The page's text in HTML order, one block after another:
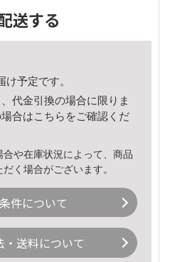
送する
け予定です。
代金引換の場合に限りま
合はこちら をご確認くだ
や在庫状況によって、商品
く場合がございます。
件について
・送料について